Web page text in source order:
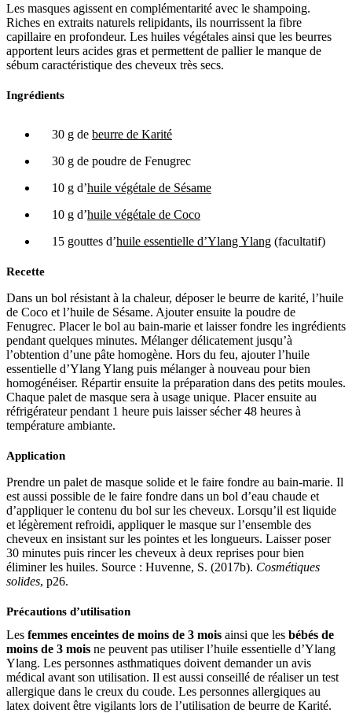
Les masques agissent en complémentarité avec le shampoing.
Riches en extraits naturels relipidants, ils nourrissent la fibre
capillaire en profondeur. Les huiles végétales ainsi que les beurres
apportent leurs acides gras et permettent de pallier le manque de
sébum caractéristique des cheveux très secs.
Ingrédients
30 g de beurre de Karité
30 g de poudre de Fenugrec
10 g d’huile végétale de Sésame
10 g d’huile végétale de Coco
15 gouttes d’huile essentielle d’Ylang Ylang (facultatif)
Recette
Dans un bol résistant à la chaleur, déposer le beurre de karité, l’huile
de Coco et l’huile de Sésame. Ajouter ensuite la poudre de
Fenugrec. Placer le bol au bain-marie et laisser fondre les ingrédients
pendant quelques minutes. Mélanger délicatement jusqu’à
l’obtention d’une pâte homogène. Hors du feu, ajouter l’huile
essentielle d’Ylang Ylang puis mélanger à nouveau pour bien
homogénéiser. Répartir ensuite la préparation dans des petits moules.
Chaque palet de masque sera à usage unique. Placer ensuite au
réfrigérateur pendant 1 heure puis laisser sécher 48 heures à
température ambiante.
Application
Prendre un palet de masque solide et le faire fondre au bain-marie. Il
est aussi possible de le faire fondre dans un bol d’eau chaude et
d’appliquer le contenu du bol sur les cheveux. Lorsqu’il est liquide
et légèrement refroidi, appliquer le masque sur l’ensemble des
cheveux en insistant sur les pointes et les longueurs. Laisser poser
30 minutes puis rincer les cheveux à deux reprises pour bien
éliminer les huiles. Source : Huvenne, S. (2017b). Cosmétiques
solides, p26.
Précautions d’utilisation
Les femmes enceintes de moins de 3 mois ainsi que les bébés de
moins de 3 mois ne peuvent pas utiliser l’huile essentielle d’Ylang
Ylang. Les personnes asthmatiques doivent demander un avis
médical avant son utilisation. Il est aussi conseillé de réaliser un test
allergique dans le creux du coude. Les personnes allergiques au
latex doivent être vigilants lors de l’utilisation de beurre de Karité.